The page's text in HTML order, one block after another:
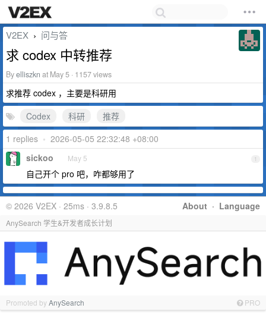
V2EX › 问与答
求 codex 中转推荐
Byelliszkn at May 5 · 1157 views
求推荐 codex ，主要是科研用
Codex
科研
推荐
1 replies • 2026-05-05 22:32:48 +08:00
1
sickoo May 5
自己开个 pro 吧，咋都够用了
About · Language
© 2026 V2EX · 25ms · 3.9.8.5
AnySearch 学生&开发者成长计划
Promoted byAnySearch PRO